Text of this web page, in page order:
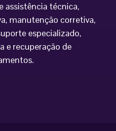
assistência técnica,
manutenção corretiva,
especializado,
e recuperação de